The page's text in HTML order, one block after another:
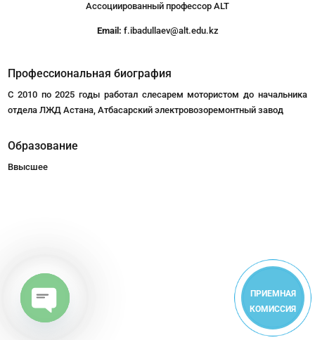
Ассоциированный профессор ALT
Email: f.ibadullaev@alt.edu.kz
Профессиональная биография
С 2010 по 2025 годы работал слесарем мотористом до начальника
отдела ЛЖД Астана, Атбасарский электровозоремонтный завод
Образование
Ввысшее
ПРИЕМНАЯ
КОМИССИЯ